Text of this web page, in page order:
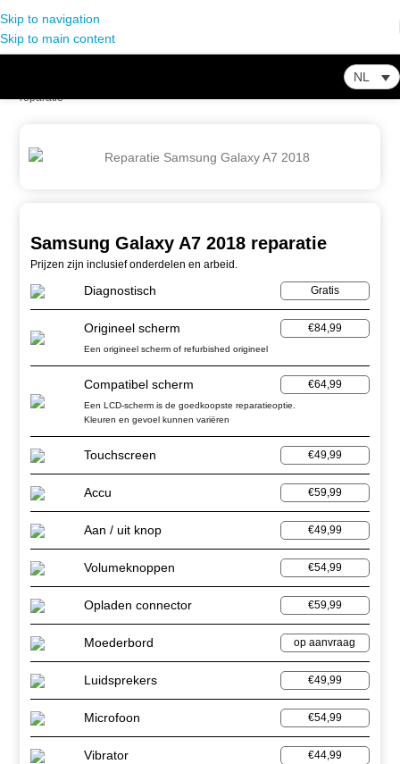
Skip to navigation
Skip to main content
NL
Samsung Galaxy A7 2018
reparatie
Samsung Galaxy A7 2018 reparatie
Prijzen zijn inclusief onderdelen en arbeid.
Diagnostisch Gratis
Origineel scherm €84,99
Een origineel scherm of refurbished origineel
Compatibel scherm €64,99
Een LCD-scherm is de goedkoopste reparatieoptie.
Kleuren en gevoel kunnen variëren
Touchscreen €49,99
Accu €59,99
Aan / uit knop €49,99
Volumeknoppen €54,99
Opladen connector €59,99
Moederbord op aanvraag
Luidsprekers €49,99
Microfoon €54,99
Vibrator €44,99